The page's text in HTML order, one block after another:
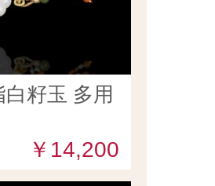
籽玉 多用
￥14,200